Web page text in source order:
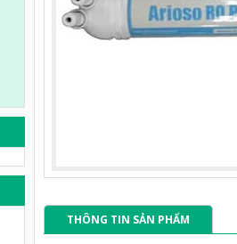
THÔNG TIN SẢN PHẨM